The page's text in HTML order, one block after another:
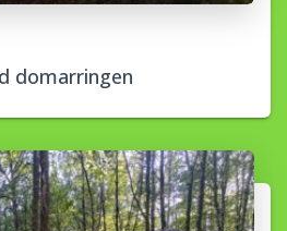
domarringen